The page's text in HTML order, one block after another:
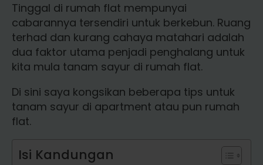
Tinggal di rumah flat mempunyai
cabarannya tersendiri untuk berkebun. Ruang
terhad dan kurang cahaya matahari adalah
dua faktor utama penjadi penghalang untuk
kita mula tanam sayur di rumah flat.
Di sini saya kongsikan beberapa tips untuk
tanam sayur di apartment atau pun rumah
flat.
Isi Kandungan